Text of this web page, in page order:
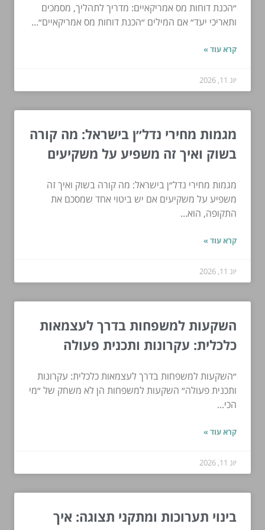
״הכנת דוחות מס אמריקאיים: מדריך לתהליך, מסמכים
ותאריכי יעד״ אם המילים ״הכנת דוחות מס אמריקאיים״...
קרא עוד »
יונ 11, 2026
מגמות מחירי נדל״ן בישראל: מה קורה
בשוק ואיך זה משפיע על משקיעים
מגמות מחירי נדל״ן בישראל: מה קורה בשוק ואיך זה
משפיע על משקיעים אם יש ביטוי אחד שמסכם את
התקופה, הוא...
קרא עוד »
יונ 11, 2026
השקעות למשפחות בדרך לעצמאות
כלכלית: עקרונות ותכנית פעולה
״השקעות למשפחות בדרך לעצמאות כלכלית: עקרונות
ותכנית פעולה״ השקעות למשפחות הן לא משחק של ״מי
הכי...
קרא עוד »
יונ 11, 2026
בינוי תערוכות ומתקני תצוגה: איך